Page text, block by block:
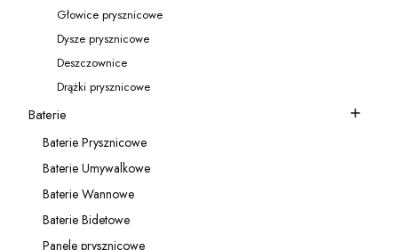
Kategoria - Głowice prysznicowe
Głowice prysznicowe
Kategoria - Dysze prysznicowe
Dysze prysznicowe
Kategoria - Deszczownice
Deszczownice
Kategoria - Drążki prysznicowe
Drążki prysznicowe
Kategoria - Baterie
Baterie
Kategoria - Baterie Prysznicowe
Baterie Prysznicowe
Kategoria - Baterie Umywalkowe
Baterie Umywalkowe
Kategoria - Baterie Wannowe
Baterie Wannowe
Kategoria - Baterie Bidetowe
Baterie Bidetowe
Panele prysznicowe